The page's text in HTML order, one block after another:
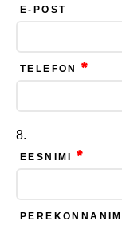
E-POST
TELEFON*
EESNIMI*